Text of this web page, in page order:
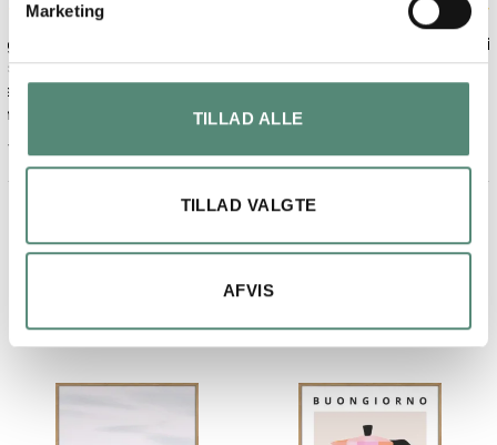
Marketing
TILLAD ALLE
TILLAD VALGTE
AFVIS
Kom på anden dagen, efter bestilling
RELATEREDE VARER